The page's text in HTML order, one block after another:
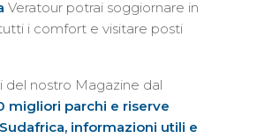
Veratour potrai soggiornare in
i comfort e visitare posti
del nostro Magazine dal
migliori parchi e riserve
informazioni utili e